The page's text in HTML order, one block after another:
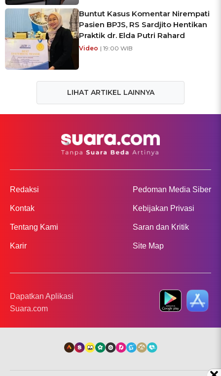
Buntut Kasus Komentar Nirempati
Pasien BPJS, RS Sardjito Hentikan
Praktik dr. Elda Putri Rahard
Video | 19:00 WIB
LIHAT ARTIKEL LAINNYA
Redaksi
Kontak
Tentang Kami
Karir
Pedoman Media Siber
Kebijakan Privasi
Saran dan Kritik
Site Map
Dapatkan Aplikasi
Suara.com